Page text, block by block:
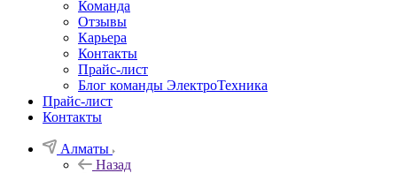
Команда
Отзывы
Карьера
Контакты
Прайс-лист
Блог команды ЭлектроТехника
Прайс-лист
Контакты
Алматы
Назад